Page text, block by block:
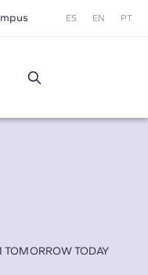
ES EN PT
TOMORROW TODAY